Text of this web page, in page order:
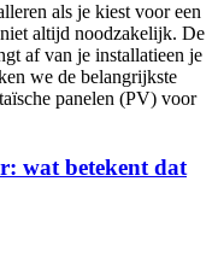
als je kiest voor een
altijd noodzakelijk. De
af van je installatieen je
we de belangrijkste
panelen (PV) voor
wat betekent dat